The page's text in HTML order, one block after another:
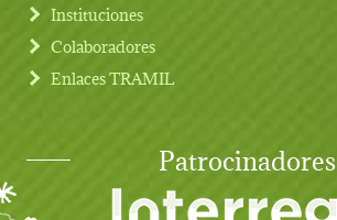
Instituciones
Colaboradores
Enlaces TRAMIL
Patrocinadores